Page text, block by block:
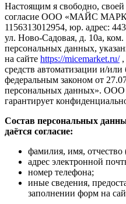
Настоящим я свободно,
согласие ООО «МАЙС
1156313012954, юр. адрес:
ул. Ново-Садовая, д. 10а,
персональных данных,
на сайте https://micemarket.ru/,
средств автоматизации и/или
федеральным законом от
персональных данных».
гарантирует
Состав персональных
даётся согласие:
фамилия, имя,
адрес электронной
номер телефона;
иные сведения,
заполнении форм на